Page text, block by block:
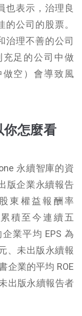
也表示，治理良
公司的股票。
治理不善的公司
足的公司中做
空）會導致風
你怎麼看
永續智庫的資
版企業永續報告
東權益報酬率
積至今連續五
業平均 EPS 為
、未出版永續報
企業的平均 ROE
出版永續報告者